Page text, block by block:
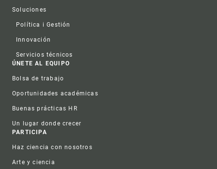
Soluciones
Política i Gestión
Innovación
Servicios técnicos
ÚNETE AL EQUIPO
Bolsa de trabajo
Oportunidades académicas
Buenas prácticas HR
Un lugar donde crecer
PARTICIPA
Haz ciencia con nosotros
Arte y ciencia